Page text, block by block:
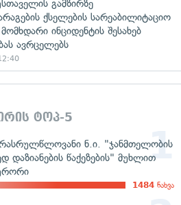
გამზირზე
ქსელების სარეაბილიტაციო
ინციდენტის შესახებ
ავრცელებს
ტოპ-5
ნ.ი. "ჯანმთელობის
დაზიანების წაქეზების" მუხლით
1484 ნახვა